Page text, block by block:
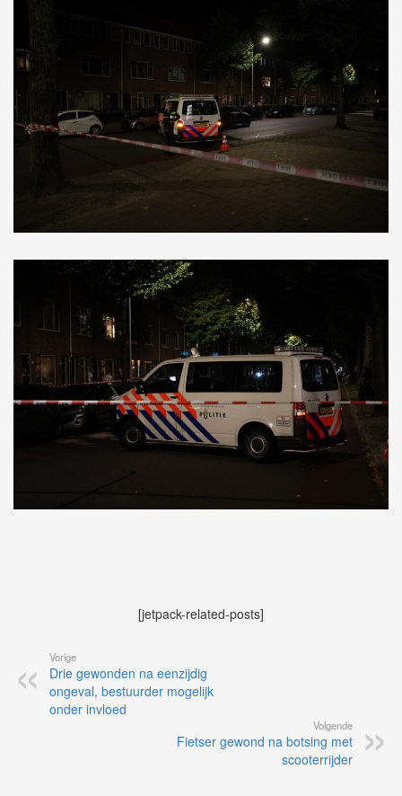
[jetpack-related-posts]
Vorige
Drie gewonden na eenzijdig
ongeval, bestuurder mogelijk
onder invloed
Volgende
Fietser gewond na botsing met
scooterrijder